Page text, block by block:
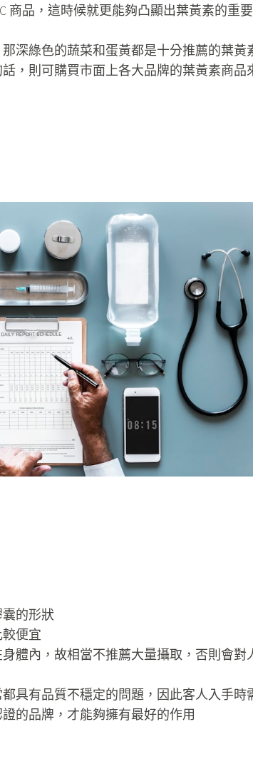
商品，這時候就更能夠凸顯出葉黃素的重要
深綠色的蔬菜和蛋黃都是十分推薦的葉黃
，則可購買市面上各大品牌的葉黃素商品
的形狀
便宜
體內，故相當不推薦大量攝取，否則會對
具有品質不穩定的問題，因此客人入手時
的品牌，才能夠擁有最好的作用